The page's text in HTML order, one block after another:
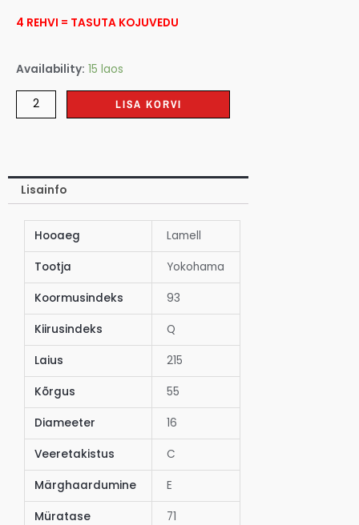
4 REHVI = TASUTA KOJUVEDU
Availability: 15 laos
LISA KORVI
Lisainfo
Hooaeg Lamell
Tootja Yokohama
Koormusindeks 93
Kiirusindeks Q
Laius 215
Kõrgus 55
Diameeter 16
Veeretakistus C
Märghaardumine E
Müratase 71